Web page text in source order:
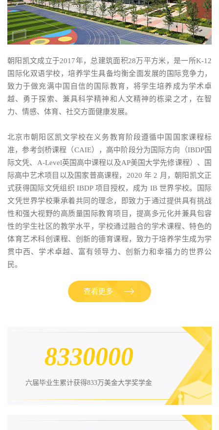
朝阳凯文成立于2017年，总建筑面积28万平方米，是一所K-12
国际化双语学校，培养学生具备均衡全面发展的国际竞争力，
致力于做充满中国自信的国际教育，将学生培养成为学术卓
越、勇于探索、兼具科学精神和人文精神的栋梁之才，在智
力、情感、体育、社交方面健康发展。
北京市朝阳区凯文学校在义务教育阶段遵循中国国家课程标
准，参考剑桥课程（CAIE），高中阶段分为国际方向（IBDP国
际文凭、A-Level英国高中课程以及AP美国大学先修课程）、国
际高中艺术项目以及国家普高课程，2020 年 2 月，朝阳凯文正
式获得国际文凭组织 IBDP 项目授权，成为 IB 世界学校。国际
文凭世界学校秉承着共同的理念，即致力于通过提供具有挑战
性和强大视野的高质量国际教育项目，提高多元化并兼具包容
性的学生社区的教学水平，学校通过融合的学术课程、特色的
体育艺术科创课程、创新的德育课程，致力于培养学生成为学
贯中西、学术卓越、富有领导力、创新力和幸福力的世界公
民。
查看更多
8330000
六届毕业生累计获得833万美金大学奖学金